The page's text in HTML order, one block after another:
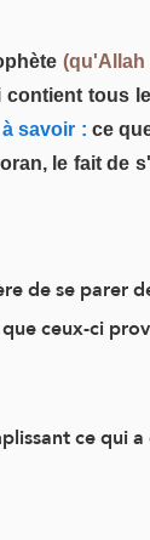
(qu'Allah
tous
à savoir : ce
le fait de
de se parer
ceux-ci
ce qui